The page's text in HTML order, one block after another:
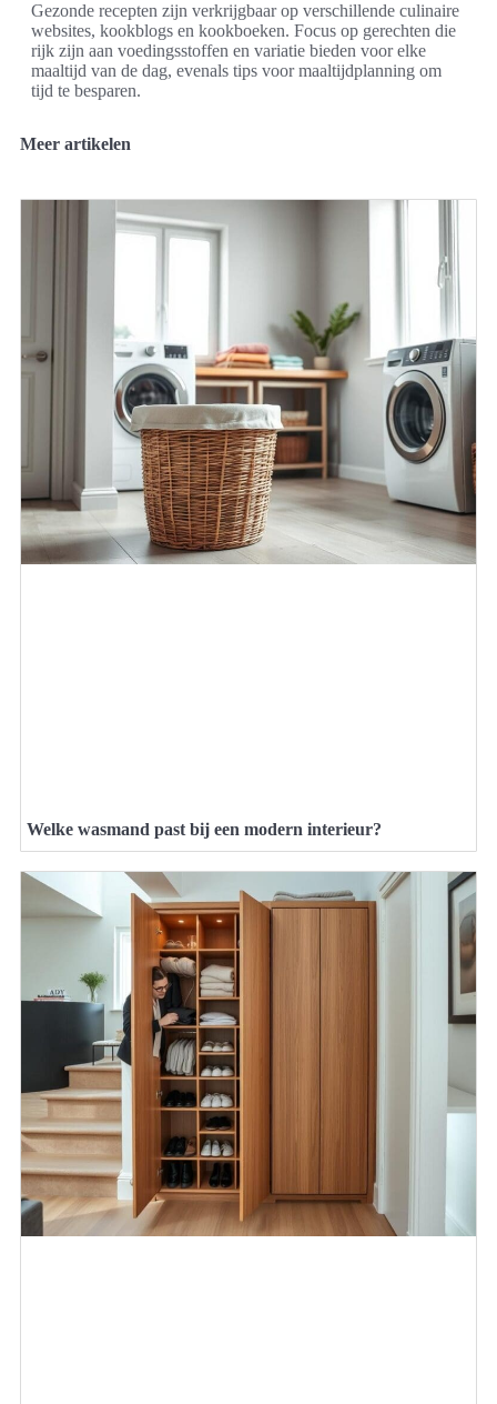
Gezonde recepten zijn verkrijgbaar op verschillende culinaire
websites, kookblogs en kookboeken. Focus op gerechten die
rijk zijn aan voedingsstoffen en variatie bieden voor elke
maaltijd van de dag, evenals tips voor maaltijdplanning om
tijd te besparen.
Meer artikelen
Welke wasmand past bij een modern interieur?